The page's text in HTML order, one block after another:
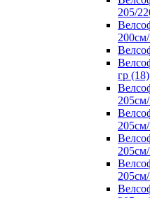
205/
гр (18)